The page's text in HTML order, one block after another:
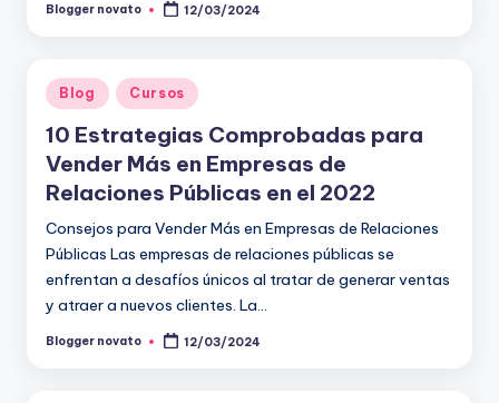
Publicado
Blogger novato 12/03/2024
Publicado
en
Blog Cursos
10 Estrategias Comprobadas para
Vender Más en Empresas de
Relaciones Públicas en el 2022
Consejos para Vender Más en Empresas de Relaciones
Públicas Las empresas de relaciones públicas se
enfrentan a desafíos únicos al tratar de generar ventas
y atraer a nuevos clientes. La…
Publicado
Blogger novato 12/03/2024